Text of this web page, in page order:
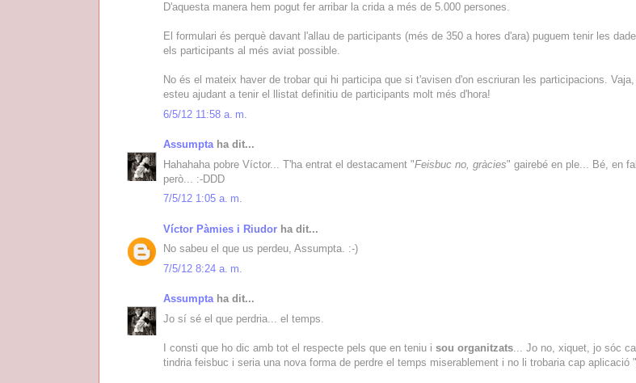
D'aquesta manera hem pogut fer arribar la crida a més de 5.000 persones.
El formulari és perquè davant l'allau de participants (més de 350 a hores d'ara) puguem tenir les
els participants al més aviat possible.
No és el mateix haver de trobar qui hi participa que si t'avisen d'on escriuran les participacions.
esteu ajudant a tenir el llistat definitiu de participants molt més d'hora!
6/5/12 11:58 a. m.
Assumptaha dit...
Hahahaha pobre Víctor... T'ha entrat el destacament "Feisbuc no, gràcies" gairebé en ple... Bé, en
però... :-DDD
7/5/12 1:05 a. m.
Víctor Pàmies i Riudor ha dit...
No sabeu el que us perdeu, Assumpta. :-)
7/5/12 8:24 a. m.
Assumptaha dit...
Jo sí sé el que perdria... el temps.
I consti que ho dic amb tot el respecte pels que en teniu i sou organitzats ... Jo no, xiquet, jo sóc
tindria feisbuc i seria una nova forma de perdre el temps miserablement i no li trobaria cap aplicació